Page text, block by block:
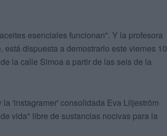
esenciales funcionan". Y la profesora
dispuesta a demostrarlo este viernes 10
la calle Simoa a partir de las seis de la
'instagramer' consolidada Eva Liljeström
vida" libre de sustancias nocivas para la